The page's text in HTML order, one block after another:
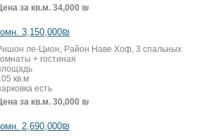
за кв.м. 34,000 ₪
3,150,000₪
ле-Цион, Район Наве Хоф, 3 спальных
+ гостиная
кв.м
есть
за кв.м. 30,000 ₪
2,690,000₪